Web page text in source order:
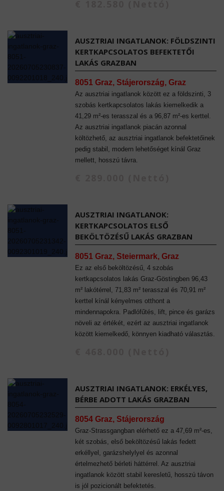
AUSZTRIAI INGATLANOK: FÖLDSZINTI
KERTKAPCSOLATOS BEFEKTETŐI
LAKÁS GRAZBAN
8051 Graz, Stájerország, Graz
Az ausztriai ingatlanok között ez a földszinti, 3
szobás kertkapcsolatos lakás kiemelkedik a
41,29 m²-es terasszal és a 96,87 m²-es kerttel.
Az ausztriai ingatlanok piacán azonnal
költözhető, az ausztriai ingatlanok befektetőinek
pedig stabil, modern lehetőséget kínál Graz
mellett, hosszú távra.
AUSZTRIAI INGATLANOK:
KERTKAPCSOLATOS ELSŐ
BEKÖLTÖZÉSŰ LAKÁS GRAZBAN
8051 Graz, Steiermark, Graz
Ez az első beköltözésű, 4 szobás
kertkapcsolatos lakás Graz-Göstingben 96,43
m² lakótérrel, 71,83 m² terasszal és 70,91 m²
kerttel kínál kényelmes otthont a
mindennapokra. Padlófűtés, lift, pince és garázs
növeli az értékét, ezért az ausztriai ingatlanok
között kiemelkedő, könnyen kiadható választás.
AUSZTRIAI INGATLANOK: ERKÉLYES,
BÉRBE ADOTT LAKÁS GRAZBAN
8054 Graz, Stájerország
Graz-Strassgangban elérhető ez a 47,69 m²-es,
két szobás, első beköltözésű lakás fedett
erkéllyel, garázshelylyel és azonnal
értelmezhető bérleti háttérrel. Az ausztriai
ingatlanok között stabil keresletű, hosszú távon
is jól pozicionált befektetés.